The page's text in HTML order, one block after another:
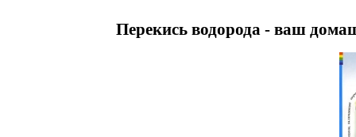
Перекись водорода - ваш